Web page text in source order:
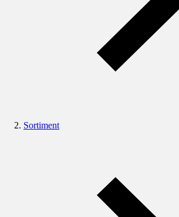
Sortiment